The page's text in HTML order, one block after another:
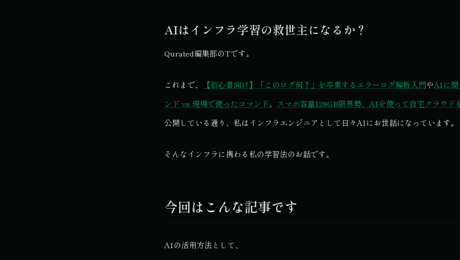
AIはインフラ学習の救世主になるか？
Qurated編集部のTです。
これまで、 【初心者向け】「このログ何？」を卒業するエラーログ解析入門やAIに聞
ンド vs 現場で使ったコマンド、 スマホ容量128GB限界勢、AIを使って自宅クラウド
公開している通り、私はインフラエンジニアとして日々AIにお世話になっています。
そんなインフラに携わる私の学習法のお話です。
今回はこんな記事です
AIの活用方法として、